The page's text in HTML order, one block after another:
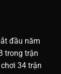
đầu năm
trong trận
34 trận